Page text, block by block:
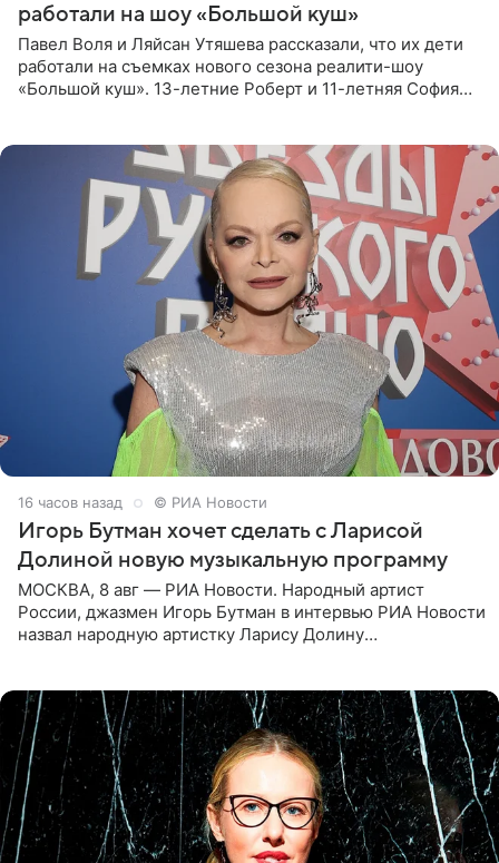
работали на шоу «Большой куш»
Павел Воля и Ляйсан Утяшева рассказали, что их дети
работали на съемках нового сезона реалити-шоу
«Большой куш». 13-летние Роберт и 11-летняя София
16 часов назад © РИА Новости
Игорь Бутман хочет сделать с Ларисой
Долиной новую музыкальную программу
МОСКВА, 8 авг — РИА Новости. Народный артист
России, джазмен Игорь Бутман в интервью РИА Новости
назвал народную артистку Ларису Долину